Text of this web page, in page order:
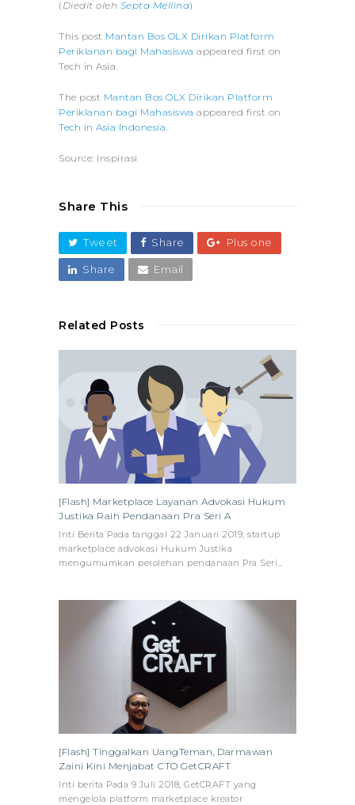
( Diedit oleh Septa Mellina)
This post Mantan Bos OLX Dirikan Platform
Periklanan bagi Mahasiswa appeared first on
Tech in Asia.
The post Mantan Bos OLX Dirikan Platform
Periklanan bagi Mahasiswa appeared first on
Tech in Asia Indonesia
Source: Inspirasi
Share This
Tweet Share Plus one
Share Email
Related Posts
[Flash] Marketplace Layanan Advokasi Hukum
Justika Raih Pendanaan Pra Seri A
Inti Berita Pada tanggal 22 Januari 2019, startup
marketplace advokasi Hukum Justika
mengumumkan perolehan pendanaan Pra Seri…
[Flash] Tinggalkan UangTeman, Darmawan
Zaini Kini Menjabat CTO GetCRAFT
Inti berita Pada 9 Juli 2018, GetCRAFT yang
mengelola platform marketplace kreator